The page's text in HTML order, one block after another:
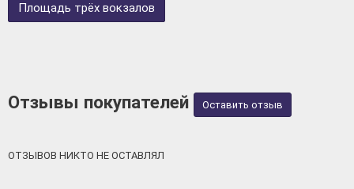
Площадь трёх вокзалов
Отзывы покупателей Оставить отзыв
ОТЗЫВОВ НИКТО НЕ ОСТАВЛЯЛ